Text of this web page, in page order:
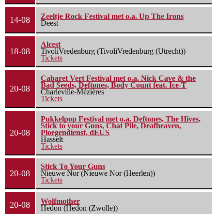
14-08
Zeeltje Rock Festival met o.a. Up The Irons
Deest
18-08
Alcest
TivoliVredenburg (TivoliVredenburg (Utrecht))
Tickets
20-08
Cabaret Vert Festival met o.a. Nick Cave & the
Bad Seeds, Deftones, Body Count feat. Ice-T
Charleville-Mézières
Tickets
20-08
Pukkelpop Festival met o.a. Deftones, The Hives,
Stick to your Guns, Chat Pile, Deafheaven,
Ploegendienst, dEUS
Hasselt
Tickets
20-08
Stick To Your Guns
Nieuwe Nor (Nieuwe Nor (Heerlen))
Tickets
20-08
Wolfmother
Hedon (Hedon (Zwolle))